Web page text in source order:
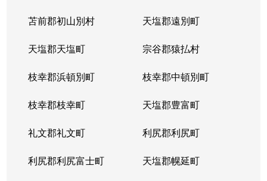
苫前郡初山別村 天塩郡遠別町
天塩郡天塩町 宗谷郡猿払村
枝幸郡浜頓別町 枝幸郡中頓別町
枝幸郡枝幸町 天塩郡豊富町
礼文郡礼文町 利尻郡利尻町
利尻郡利尻富士町 天塩郡幌延町